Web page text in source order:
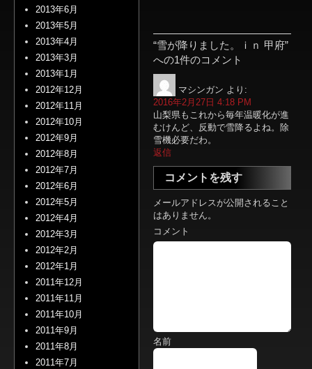
2013年6月
2013年5月
2013年4月
2013年3月
2013年1月
2012年12月
2012年11月
2012年10月
2012年9月
2012年8月
2012年7月
2012年6月
2012年5月
2012年4月
2012年3月
2012年2月
2012年1月
2011年12月
2011年11月
2011年10月
2011年9月
2011年8月
2011年7月
“雪が降りました。ｉｎ 甲府”
への1件のコメント
マシンガン より:
2016年2月27日 4:18 PM
山梨県もこれから毎年温暖化が進
むけんど、反動で雪降るよね。除
雪機必要だわ。
返信
コメントを残す
メールアドレスが公開されること
はありません。
コメント
名前